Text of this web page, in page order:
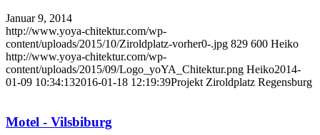
Januar 9, 2014
http://www.yoya-chitektur.com/wp-
content/uploads/2015/10/Ziroldplatz-vorher0-.jpg 829 600 Heiko
http://www.yoya-chitektur.com/wp-
content/uploads/2015/09/Logo_yoYA_Chitektur.png Heiko2014-
01-09 10:34:132016-01-18 12:19:39Projekt Ziroldplatz Regensburg
Motel - Vilsbiburg